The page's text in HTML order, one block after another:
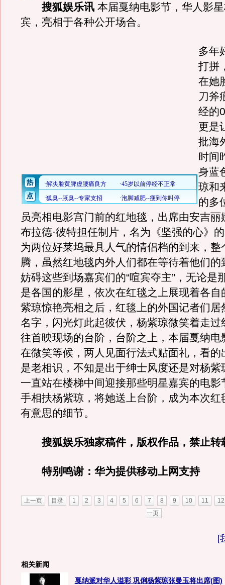
搜狐娱乐讯 本届戛纳电影节，华人影
宾，亮相于各种公开场合。
多年
打拼
在她
刀斧
经的
更是
批海
时间
身蓝
琼和
的多
员亮相电影宫门前的红地毯，出席由安吉丽
布拉德·彼特担任制片，名为《坚强的心》
为两位好莱坞最具人气的情侣档的到来，整
腾，虽然红地毯内外人们都在等待着他们的
妨碍这些到场嘉宾们的“喧宾夺主”，无论是
是各国的影星，依次在红毯之上展现着各自
紫琼惊艳亮相之后，红毯上的外国记者们居
名字，闪光灯此起彼伏，杨紫琼微笑着走过
往首映现场的台阶，台阶之上，本届戛纳电
在微笑等候，两人见面行法式贴面礼，看的
是老相识，不知是出于绅士风度还是对杨紫
一直站在楼梯中间迎接那些明星嘉宾的电影
手相扶杨紫琼，将她送上台阶，成为本次红
有意思的细节。
搜狐娱乐独家稿件，版权作品，禁止转
特别鸣谢：华为提供移动上网支持
上一页 目录 1 2 3 4 5 6 7 8 9 10 11
12
一页
[
相关新闻
戛纳派对华人溢彩 巩俐杨紫琼张曼玉将出席(图)